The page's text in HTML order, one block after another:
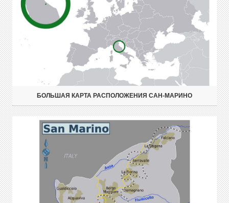
БОЛЬШАЯ КАРТА РАСПОЛОЖЕНИЯ САН-МАРИНО